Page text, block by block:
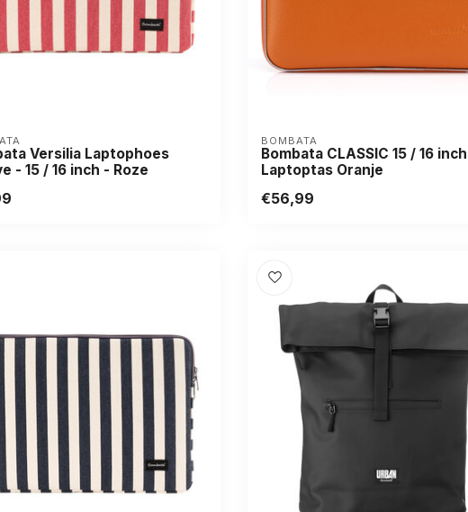
Versilia Laptophoes
- 15 / 16 inch - Roze
BOMBATA
Bombata CLASSIC 15 / 16 inch
Laptoptas Oranje
€56,99